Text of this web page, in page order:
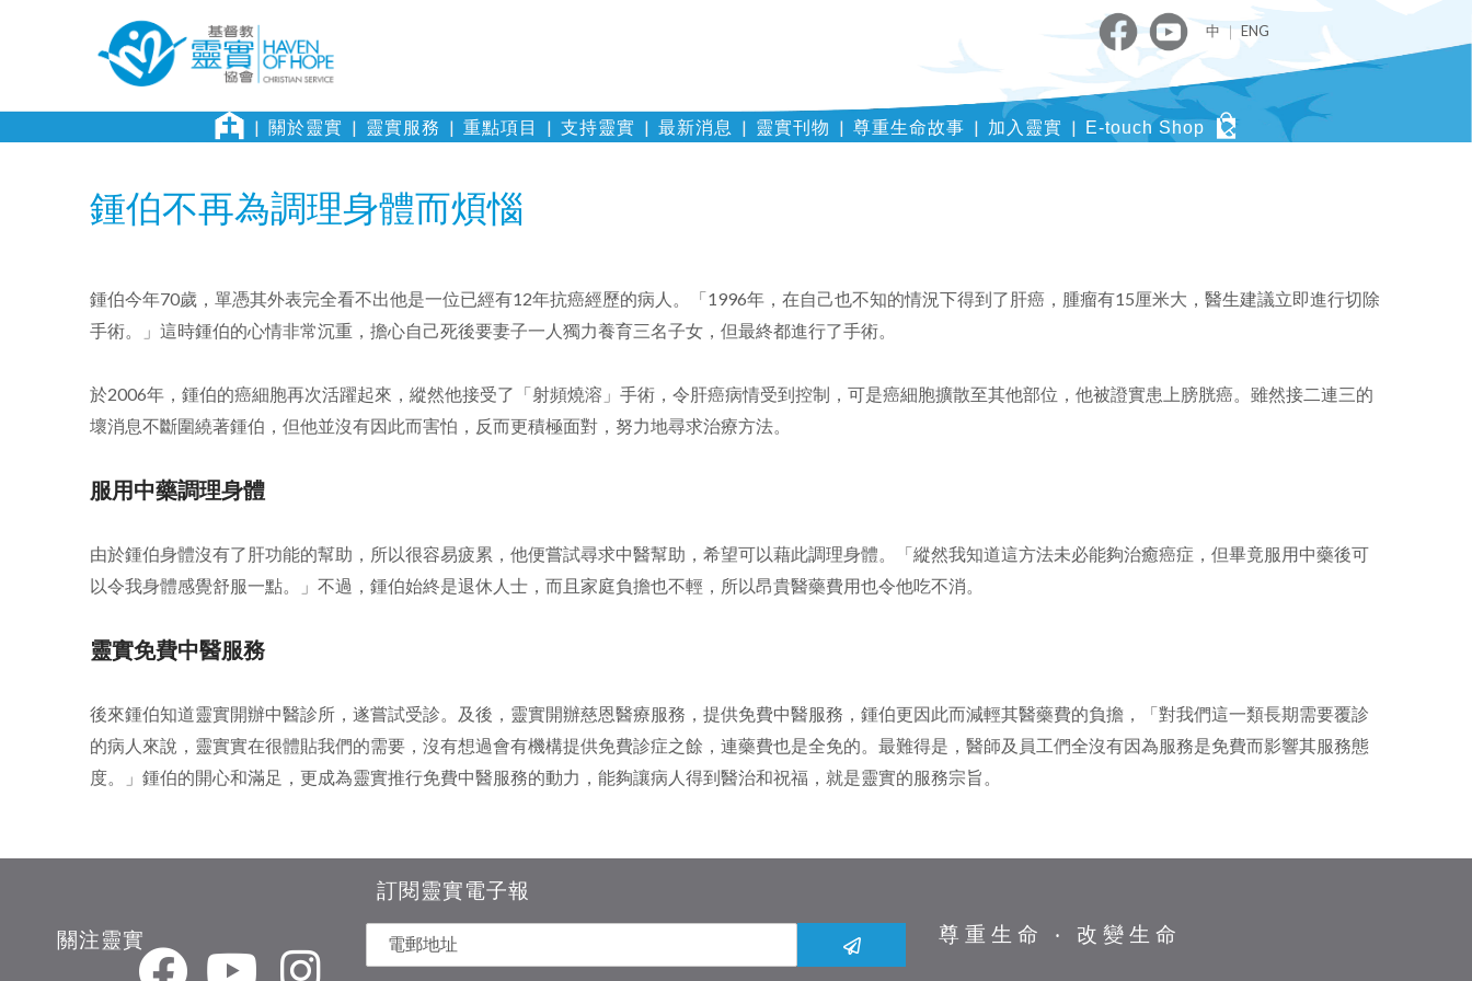
中｜ENG
關於靈實 靈實服務 重點項目 支持靈實 最新消息 靈實刊物 尊重生命故事 加入靈實 E-touch Shop
鍾伯不再為調理身體而煩惱
鍾伯今年70歲，單憑其外表完全看不出他是一位已經有12年抗癌經歷的病人。「1996年，在自己也不知的情況下得到了肝癌，腫瘤有15厘米大，醫生建議立即進行切除
手術。」這時鍾伯的心情非常沉重，擔心自己死後要妻子一人獨力養育三名子女，但最終都進行了手術。
於2006年，鍾伯的癌細胞再次活躍起來，縱然他接受了「射頻燒溶」手術，令肝癌病情受到控制，可是癌細胞擴散至其他部位，他被證實患上膀胱癌。雖然接二連三的
壞消息不斷圍繞著鍾伯，但他並沒有因此而害怕，反而更積極面對，努力地尋求治療方法。
服用中藥調理身體
由於鍾伯身體沒有了肝功能的幫助，所以很容易疲累，他便嘗試尋求中醫幫助，希望可以藉此調理身體。「縱然我知道這方法未必能夠治癒癌症，但畢竟服用中藥後可
以令我身體感覺舒服一點。」不過，鍾伯始終是退休人士，而且家庭負擔也不輕，所以昂貴醫藥費用也令他吃不消。
靈實免費中醫服務
後來鍾伯知道靈實開辦中醫診所，遂嘗試受診。及後，靈實開辦慈恩醫療服務，提供免費中醫服務，鍾伯更因此而減輕其醫藥費的負擔，「對我們這一類長期需要覆診
的病人來說，靈實實在很體貼我們的需要，沒有想過會有機構提供免費診症之餘，連藥費也是全免的。最難得是，醫師及員工們全沒有因為服務是免費而影響其服務態
度。」鍾伯的開心和滿足，更成為靈實推行免費中醫服務的動力，能夠讓病人得到醫治和祝福，就是靈實的服務宗旨。
關注靈實
訂閱靈實電子報
尊重生命 ‧ 改變生命